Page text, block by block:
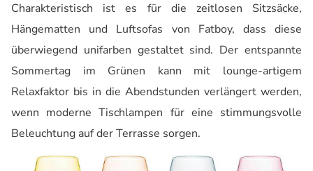
Charakteristisch ist es für die zeitlosen Sitzsäcke,
Hängematten und Luftsofas von Fatboy, dass diese
überwiegend unifarben gestaltet sind. Der entspannte
Sommertag im Grünen kann mit lounge-artigem
Relaxfaktor bis in die Abendstunden verlängert werden,
wenn moderne Tischlampen für eine stimmungsvolle
Beleuchtung auf der Terrasse sorgen.